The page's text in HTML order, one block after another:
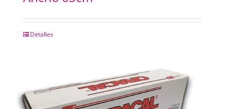
Detalles